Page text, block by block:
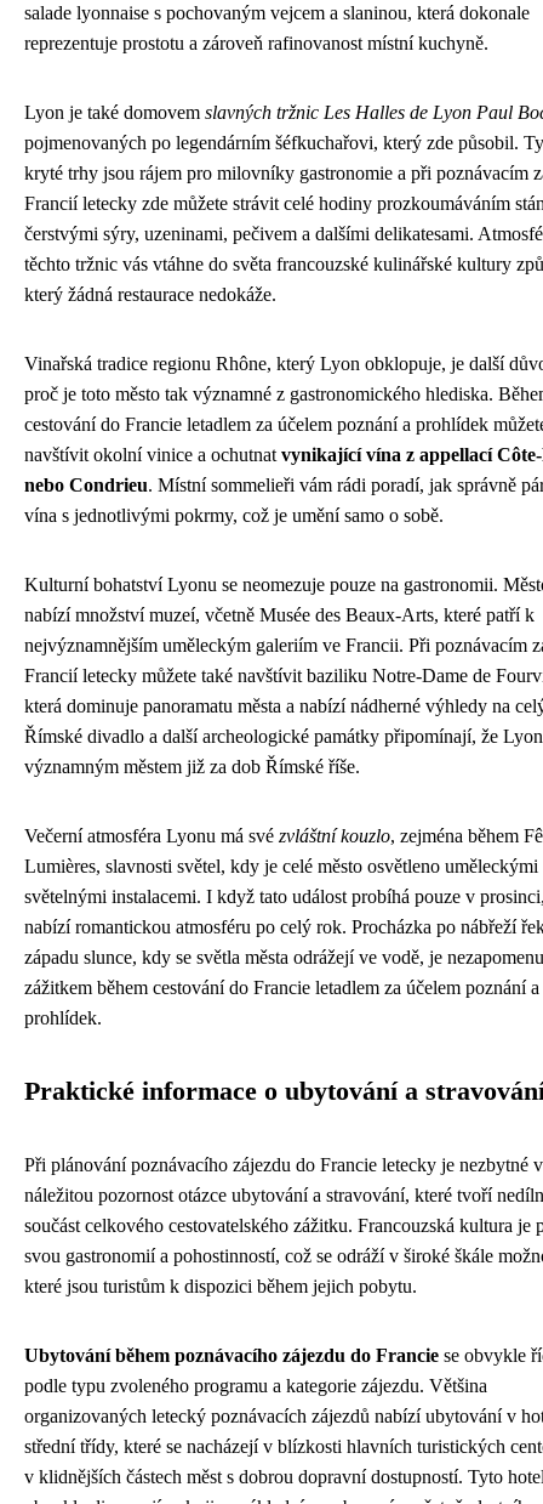
salade lyonnaise s pochovaným vejcem a slaninou, která dokonale
reprezentuje prostotu a zároveň rafinovanost místní kuchyně.
Lyon je také domovem slavných tržnic Les Halles de Lyon Paul
pojmenovaných po legendárním šéfkuchařovi, který zde působil.
kryté trhy jsou rájem pro milovníky gastronomie a při poznávacím
Francií letecky zde můžete strávit celé hodiny prozkoumáváním
čerstvými sýry, uzeninami, pečivem a dalšími delikatesami.
těchto tržnic vás vtáhne do světa francouzské kulinářské kultury
který žádná restaurace nedokáže.
Vinařská tradice regionu Rhône, který Lyon obklopuje, je další
proč je toto město tak významné z gastronomického hlediska.
cestování do Francie letadlem za účelem poznání a prohlídek
navštívit okolní vinice a ochutnat vynikající vína z appellací
nebo Condrieu. Místní sommelieři vám rádi poradí, jak správně
vína s jednotlivými pokrmy, což je umění samo o sobě.
Kulturní bohatství Lyonu se neomezuje pouze na gastronomii.
nabízí množství muzeí, včetně Musée des Beaux-Arts, které patří k
nejvýznamnějším uměleckým galeriím ve Francii. Při poznávacím
Francií letecky můžete také navštívit baziliku Notre-Dame de
která dominuje panoramatu města a nabízí nádherné výhledy na
Římské divadlo a další archeologické památky připomínají, že
významným městem již za dob Římské říše.
Večerní atmosféra Lyonu má své zvláštní kouzlo, zejména během
Lumières, slavnosti světel, kdy je celé město osvětleno uměleckými
světelnými instalacemi. I když tato událost probíhá pouze v
nabízí romantickou atmosféru po celý rok. Procházka po nábřeží
západu slunce, kdy se světla města odrážejí ve vodě, je
zážitkem během cestování do Francie letadlem za účelem poznání a
prohlídek.
Praktické informace o ubytování a
Při plánování poznávacího zájezdu do Francie letecky je nezbytné
náležitou pozornost otázce ubytování a stravování, které tvoří
součást celkového cestovatelského zážitku. Francouzská kultura je
svou gastronomií a pohostinností, což se odráží v široké škále
které jsou turistům k dispozici během jejich pobytu.
Ubytování během poznávacího zájezdu do Francie se obvykle
podle typu zvoleného programu a kategorie zájezdu. Většina
organizovaných letecký poznávacích zájezdů nabízí ubytování v
střední třídy, které se nacházejí v blízkosti hlavních turistických
v klidnějších částech měst s dobrou dopravní dostupností. Tyto